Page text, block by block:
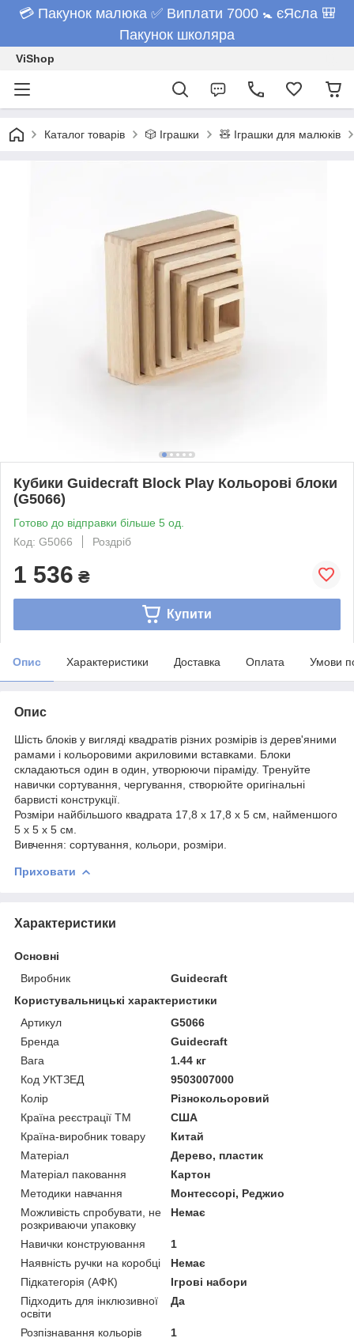
💳 Пакунок малюка ✅ Виплати 7000 🚼 єЯсла 🎒
Пакунок школяра
ViShop
Каталог товарів 🎲 Іграшки 🧸 Іграшки для малюків
Кубики Guidecraft Block Play Кольорові блоки
(G5066)
Готово до відправки більше 5 од.
Код: G5066
Роздріб
1 536 ₴
Купити
Опис Характеристики Доставка Оплата Умови
Опис
Шість блоків у вигляді квадратів різних розмірів із дерев'яними
рамами і кольоровими акриловими вставками. Блоки
складаються один в один, утворюючи піраміду. Тренуйте
навички сортування, чергування, створюйте оригінальні
барвисті конструкції.
Розміри найбільшого квадрата 17,8 х 17,8 х 5 см, найменшого
5 х 5 х 5 см.
Вивчення: сортування, кольори, розміри.
Приховати
Характеристики
Основні
Виробник
Guidecraft
Користувальницькі характеристики
Артикул
G5066
Бренда
Guidecraft
Вага
1.44 кг
Код УКТЗЕД
9503007000
Колір
Різнокольоровий
Країна реєстрації ТМ
США
Країна-виробник товару
Китай
Матеріал
Дерево, пластик
Матеріал паковання
Картон
Методики навчання
Монтессорі, Реджио
Можливість спробувати, не
розкриваючи упаковку
Немає
Навички конструювання
1
Наявність ручки на коробці
Немає
Підкатегорія (АФК)
Ігрові набори
Підходить для інклюзивної
освіти
Да
Розпізнавання кольорів
1